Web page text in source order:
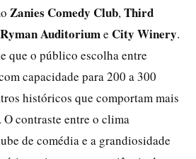
Zanies Comedy Club, Third
Ryman Auditoriume City Winery.
que o público escolha entre
capacidade para 200 a 300
históricos que comportam mais
contraste entre o clima
de comédia e a grandiosidade